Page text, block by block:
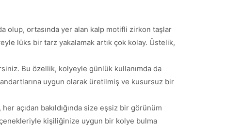
olup, ortasında yer alan kalp motifli zirkon taşlar
lüks bir tarz yakalamak artık çok kolay. Üstelik,
Bu özellik, kolyeyle günlük kullanımda da
uygun olarak üretilmiş ve kusursuz bir
açıdan bakıldığında size eşsiz bir görünüm
kişiliğinize uygun bir kolye bulma